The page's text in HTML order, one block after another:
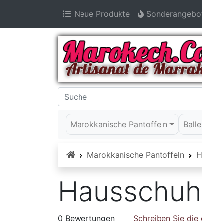
Neue Produkte
Marokkanische Pantoffeln
Startseite
Marokkanische Pantoffeln
0 Bewertungen Schreiben Sie